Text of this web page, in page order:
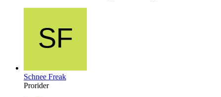
Schnee Freak
Prorider